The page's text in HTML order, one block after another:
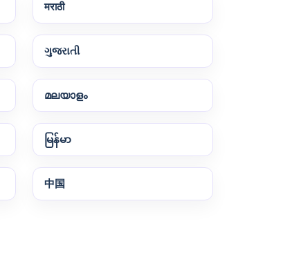
मराठी
ગુજરાતી
മലയാളം
မြန်မာ
中国